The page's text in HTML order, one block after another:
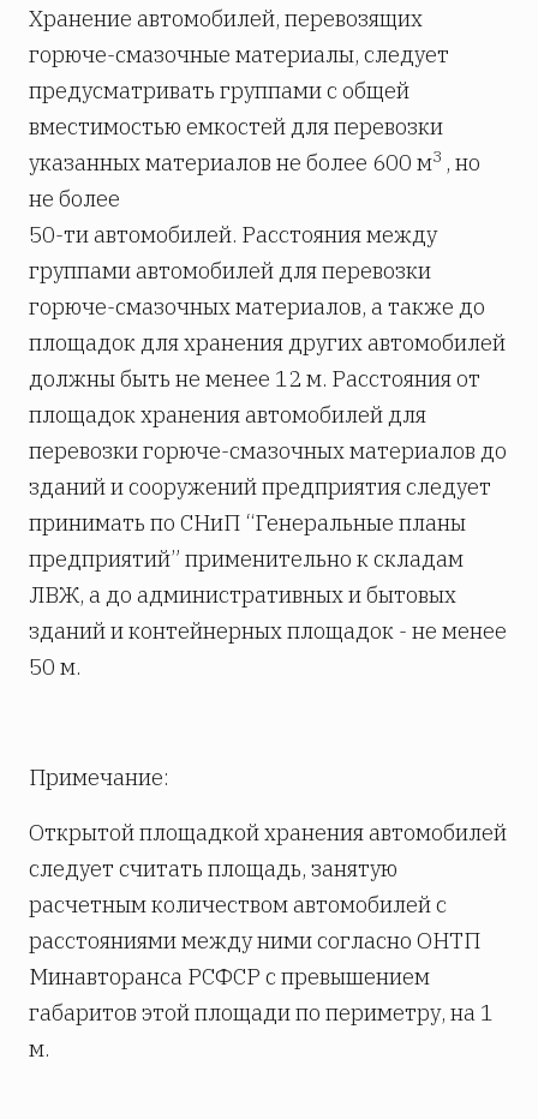
Хранение автомобилей, перевозящих
горюче-смазочные материалы, следует
предусматривать группами с общей
вместимостью емкостей для перевозки
указанных материалов не более 600 м3 , но
не более
50-ти автомобилей. Расстояния между
группами автомобилей для перевозки
горюче-смазочных материалов, а также до
площадок для хранения других автомобилей
должны быть не менее 12 м. Расстояния от
площадок хранения автомобилей для
перевозки горюче-смазочных материалов до
зданий и сооружений предприятия следует
принимать по СНиП “Генеральные планы
предприятий” применительно к складам
ЛВЖ, а до административных и бытовых
зданий и контейнерных площадок - не менее
50 м.
Примечание:
Открытой площадкой хранения автомобилей
следует считать площадь, занятую
расчетным количеством автомобилей с
расстояниями между ними согласно ОНТП
Минавторанса РСФСР с превышением
габаритов этой площади по периметру, на 1
м.